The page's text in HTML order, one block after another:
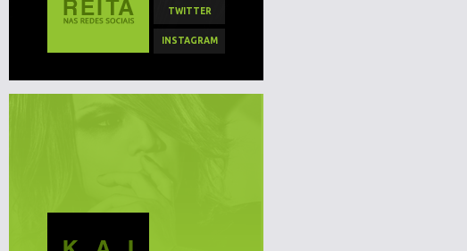
TWITTER
INSTAGRAM